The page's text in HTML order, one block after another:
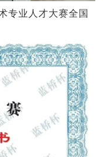
专业人才大赛全国